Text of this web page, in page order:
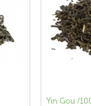
Yin Gou /